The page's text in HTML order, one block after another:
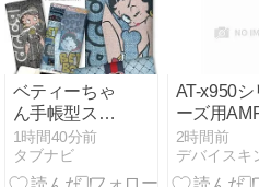
ベティーちゃ
ん手帳型スマ
ホケース3つ
折りタイプ
1時間40分前
タブナビ
AT-x950シ
ーズ用
プリケーシ
ンプロキ
5年版の魅
2時間前